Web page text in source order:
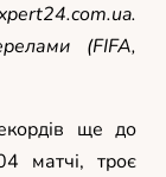
(FIFA,
ще до
матчі, троє